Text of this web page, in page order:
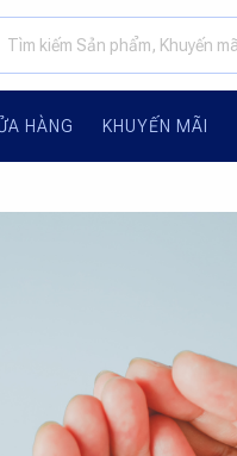
HÀNG KHUYẾN MÃI